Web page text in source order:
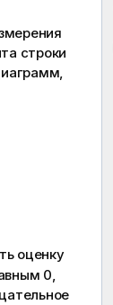
строки
оценку
0,